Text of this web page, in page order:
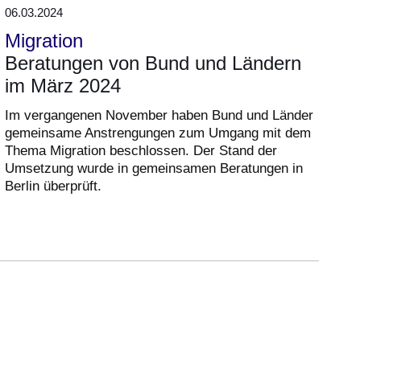
06.03.2024
Migration
Beratungen von Bund und Ländern
im März 2024
Im vergangenen November haben Bund und Länder
gemeinsame Anstrengungen zum Umgang mit dem
Thema Migration beschlossen. Der Stand der
Umsetzung wurde in gemeinsamen Beratungen in
Berlin überprüft.